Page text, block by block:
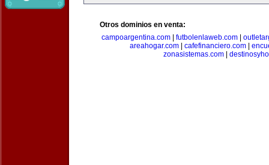
Otros dominios en venta:
campoargentina.com| futbolenlaweb.com|
areahogar.com| cafefinanciero.com|
zonasistemas.com